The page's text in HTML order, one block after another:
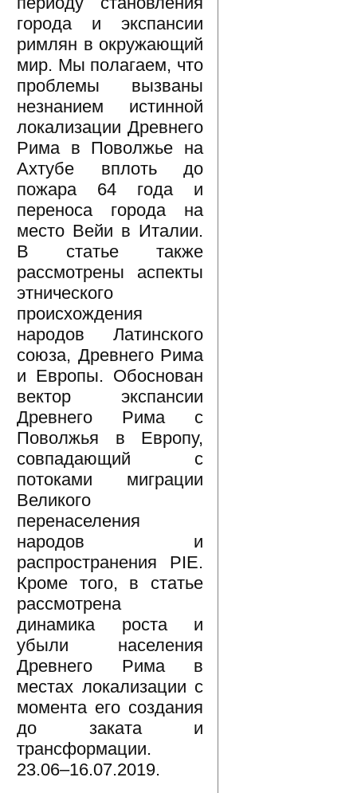
города и экспансии
римлян в окружающий
мир. Мы полагаем, что
проблемы вызваны
незнанием истинной
локализации Древнего
Рима в Поволжье на
Ахтубе вплоть до
пожара 64 года и
переноса города на
место Вейи в Италии.
В статье также
рассмотрены аспекты
этнического
происхождения
народов Латинского
союза, Древнего Рима
и Европы. Обоснован
вектор экспансии
Древнего Рима с
Поволжья в Европу,
совпадающий с
потоками миграции
Великого
перенаселения
народов и
распространения PIE.
Кроме того, в статье
рассмотрена
динамика роста и
убыли населения
Древнего Рима в
местах локализации с
момента его создания
до заката и
трансформации.
23.06–16.07.2019.